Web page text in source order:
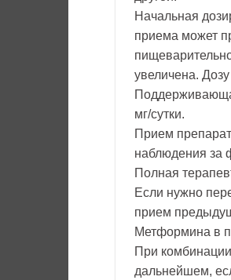
Начальная
приема может
увеличена.
мг/сутки.
Прием
наблюдения за
Полная
Если нужно
прием
Метформина в
При
дальнейшем,